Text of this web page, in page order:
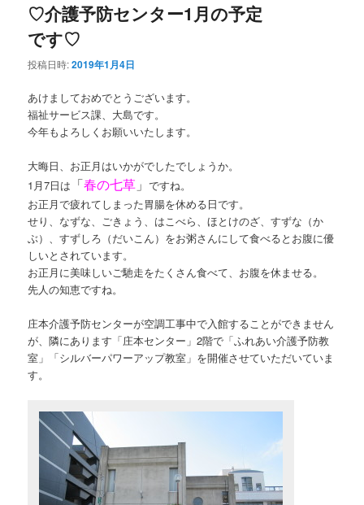
♡介護予防センター1月の予定
です♡
投稿日時:2019年1月4日
あけましておめでとうございます。
福祉サービス課、大島です。
今年もよろしくお願いいたします。
大晦日、お正月はいかがでしたでしょうか。
1月7日は 「春の七草 」ですね。
お正月で疲れてしまった胃腸を休める日です。
せり、なずな、ごきょう、はこべら、ほとけのざ、すずな（か
ぶ）、すずしろ（だいこん）をお粥さんにして食べるとお腹に優
しいとされています。
お正月に美味しいご馳走をたくさん食べて、お腹を休ませる。
先人の知恵ですね。
庄本介護予防センターが空調工事中で入館することができません
が、隣にあります「庄本センター」2階で「ふれあい介護予防教
室」「シルバーパワーアップ教室」を開催させていただいていま
す。